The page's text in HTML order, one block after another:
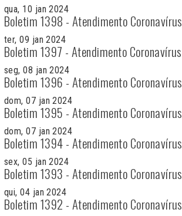
qua, 10 jan 2024
Boletim 1398 - Atendimento Coronavírus
ter, 09 jan 2024
Boletim 1397 - Atendimento Coronavírus
seg, 08 jan 2024
Boletim 1396 - Atendimento Coronavírus
dom, 07 jan 2024
Boletim 1395 - Atendimento Coronavírus
dom, 07 jan 2024
Boletim 1394 - Atendimento Coronavírus
sex, 05 jan 2024
Boletim 1393 - Atendimento Coronavírus
qui, 04 jan 2024
Boletim 1392 - Atendimento Coronavírus